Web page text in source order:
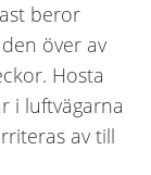
beror
över av
Hosta
i luftvägarna
av till